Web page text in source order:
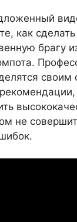
как
брагу
своим
не